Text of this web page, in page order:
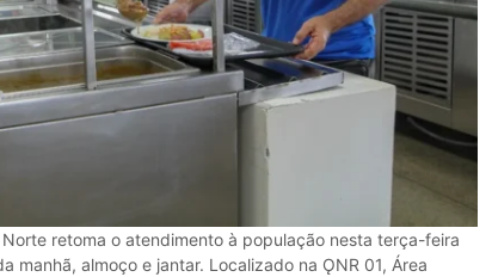
retoma o atendimento à população nesta terça-feira
manhã, almoço e jantar. Localizado na ǪNR 01, Área